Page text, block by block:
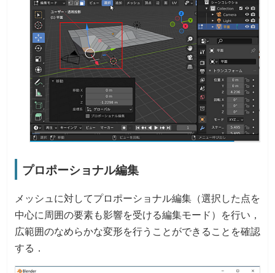
プロポーショナル編集
メッシュに対してプロポーショナル編集（選択した点を
中心に周囲の要素も影響を受ける編集モード）を行い，
広範囲のなめらかな変形を行うことができることを確認
する．